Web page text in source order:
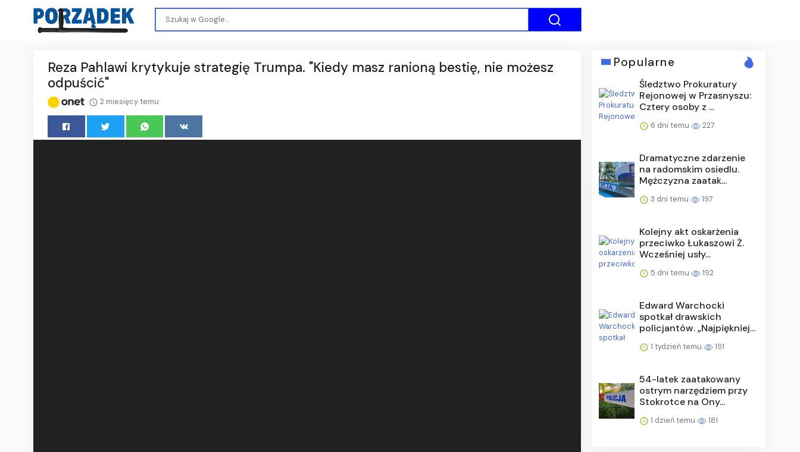
Reza Pahlawi krytykuje strategię Trumpa. "Kiedy masz ranioną bestię, nie możesz
odpuścić"
2 miesięcy temu
Popularne
Śledztwo Prokuratury
Rejonowej w Przasnyszu:
Cztery osoby z ...
6 dni temu 227
Dramatyczne zdarzenie
na radomskim osiedlu.
Mężczyzna zaatak...
3 dni temu 197
Kolejny akt oskarżenia
przeciwko Łukaszowi Ż.
Wcześniej usły...
5 dni temu 192
Edward Warchocki
spotkał drawskich
policjantów. „Najpiękniej...
1 tydzień temu 191
54-latek zaatakowany
ostrym narzędziem przy
Stokrotce na Ony...
1 dzień temu 181